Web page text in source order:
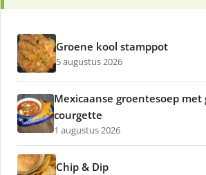
Groene kool stamppot
5 augustus 2026
Mexicaanse groentesoep met
courgette
1 augustus 2026
Chip & Dip